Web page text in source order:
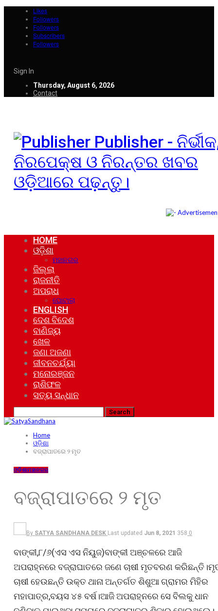
Likes
Followers
Followers
Subscribers
Followers
Sign In
Thursday, August 6, 2026
Contact
Publisher -
ନିରପେକ୍ଷ ଓ ନିରନ୍ତର ଖବର
ଓଡ଼ିଆରେ ପଢ଼ନ୍ତୁ।
HOME
ଓଡ଼ିଶା
ମହାନଗର
ଜିଲ୍ଲା
ରାଜନୀତି
ଅପରାଧ
ଘୋଟାଲା
ENGLISH
ଦେଶ ବିଦେଶ
ବାଣିଜ୍ୟ
ଖେଳ
ଜଣା ଅଜଣା
ଜୀବନଚର୍ଯ୍ୟା
ମନୋରଞ୍ଜନ
ରାଶିଫଳ
ସତ୍ୟ ସନ୍ଧାନ
Home
ଓଡ଼ିଶା
ବଜ୍ରାପାତରେ ୨ ମୃତ
ଓଡ଼ିଶାମହାନଗର
ବଜ୍ରାପାତରେ ୨ ମୃତ
By SATYA SANDHANA DESK Last updated Jun 8, 2021 358 0
ବାଙ୍କୀ,୮/୬(ଏସ ଏସ ନିୟୁଜ)ବାଙ୍କୀ ଅଞ୍ଚଳରେ ଆଜି
ଅପରାହ୍ନରେ ବଜ୍ରାଘାତରେ ଜଣେ ଚାଷୀ ମୃତବରଣ
ଚାଷୀ ହେଉଛନ୍ତି ଉକ୍ତ ଥାନା ଅନ୍ତର୍ଗତ ଶିଶୁଆ ଗ୍ରାମର ମିହିର
ମହାପାତ୍ର,ବୟସ ୪୫ ବର୍ଷ।ଆଜି ଅପରାହ୍ନରେ ସେ ବିଲକୁ ଧାନ